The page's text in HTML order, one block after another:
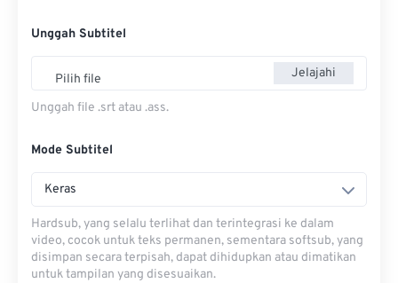
Unggah Subtitel
Pilih file Jelajahi
Unggah file .srt atau .ass.
Mode Subtitel
Keras
Hardsub, yang selalu terlihat dan terintegrasi ke dalam
video, cocok untuk teks permanen, sementara softsub, yang
disimpan secara terpisah, dapat dihidupkan atau dimatikan
untuk tampilan yang disesuaikan.